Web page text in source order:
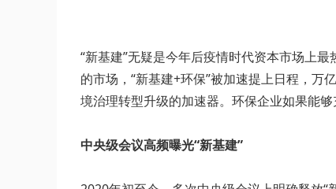
“新基建”无疑是今年后疫情时代资本市场上
的市场，“新基建+环保”被加速提上日程，万
境治理转型升级的加速器。环保企业如果能够
中央级会议高频曝光“新基建”